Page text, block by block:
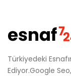
Türkiyedeki
Ediyor.Google